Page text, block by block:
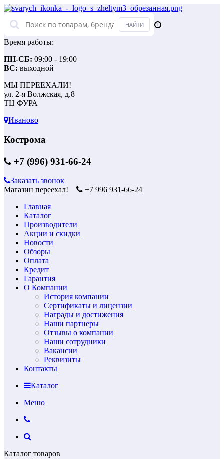
Время работы:
ПН-СБ: 09:00 - 19:00
ВС: выходной
МЫ ПЕРЕЕХАЛИ!
ул. 2-я Волжская, д.8
ТЦ ФУРА
Иваново
Кострома
+7 (996) 931-66-24
Заказать звонок
Магазин переехал!
+7 996 931-66-24
Главная
Каталог
Производители
Акции и скидки
Новости
Обзоры
Оплата
Кредит
Гарантия
О Компании
История компании
Сертификаты и лицензии
Награды и достижения
Наши партнеры
Отзывы о компании
Наши сотрудники
Вакансии
Реквизиты
Контакты
Каталог
Меню
Каталог товаров